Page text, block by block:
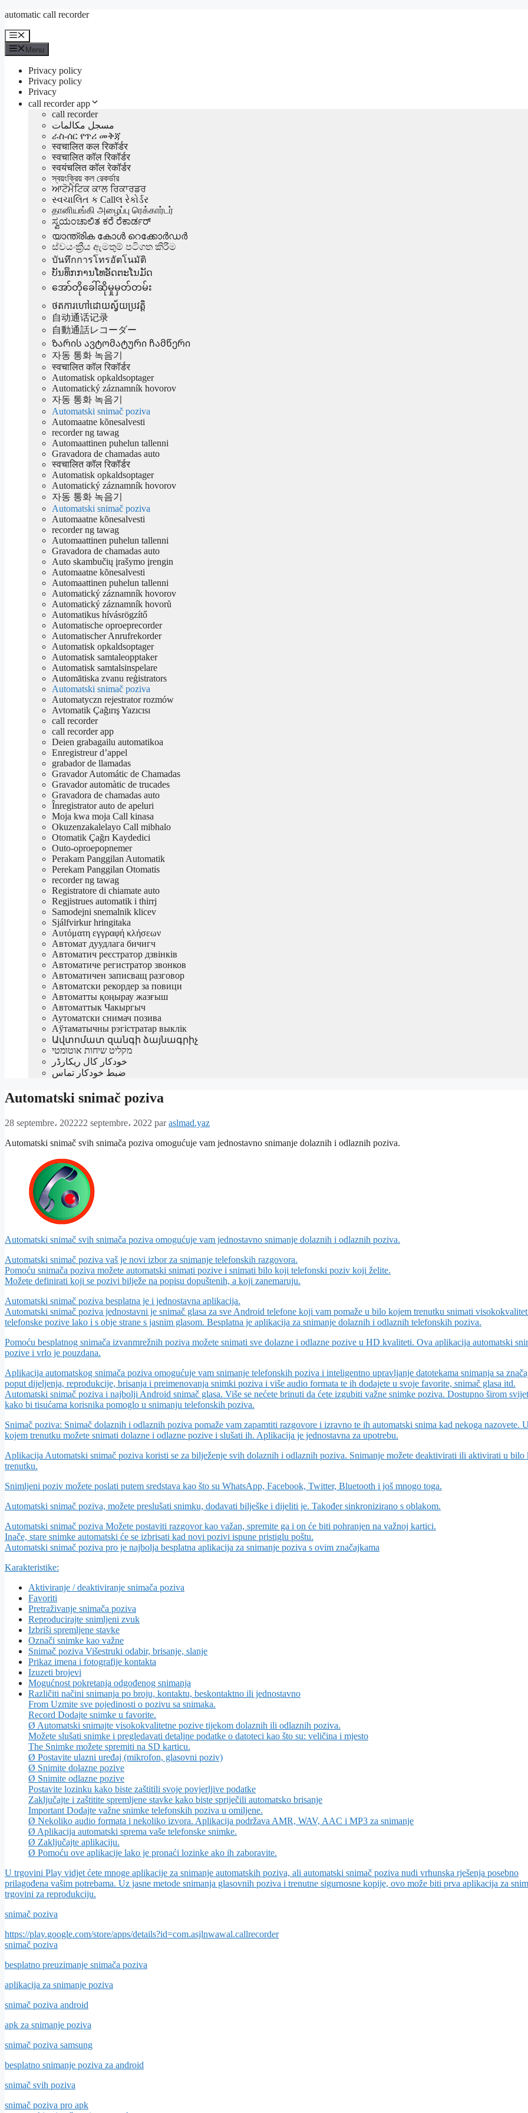
Aller
contenu
automatic call recorder
Menu
Menu
Privacy policy
Privacy policy
Privacy
call recorder app
call recorder
مسجل مكالمات
ራስ-ሰር የጥሪ መቅጃ
स्वचालित कल रिकॉर्डर
स्वचालित कॉल रिकॉर्डर
स्वयंचलित कॉल रेकॉर्डर
স্বয়ংক্রিয় কল রেকর্ডার
ਆਟੋਮੈਟਿਕ ਕਾਲ ਰਿਕਾਰਡਰ
સ્વચાલિત ક Callલ રેકોર્ડર
தானியங்கி அழைப்பு ரெக்கார்டர்
ಸ್ವಯಂಚಾಲಿತ ಕರೆ ರೆಕಾರ್ಡರ್
യാന്ത്രിക കോൾ റെക്കോർഡർ
ස්වයංක්‍රීය ඇමතුම් පටිගත කිරීම
บันทึกการโทรอัตโนมัติ
ບັນທຶກການໂທອັດຕະໂນມັດ
အော်တိုခေါ်ဆိုမှုမှတ်တမ်း
ថតការហៅដោយស្វ័យប្រវត្តិ
自动通话记录
自動通話レコーダー
Ზარის ავტომატური ჩამწერი
자동 통화 녹음기
स्वचालित कॉल रिकॉर्डर
Automatisk opkaldsoptager
Automatický záznamník hovorov
자동 통화 녹음기
Automatski snimač poziva
Automaatne kõnesalvesti
recorder ng tawag
Automaattinen puhelun tallenni
Gravadora de chamadas auto
स्वचालित कॉल रिकॉर्डर
Automatisk opkaldsoptager
Automatický záznamník hovorov
자동 통화 녹음기
Automatski snimač poziva
Automaatne kõnesalvesti
recorder ng tawag
Automaattinen puhelun tallenni
Gravadora de chamadas auto
Auto skambučių įrašymo įrengin
Automaatne kõnesalvesti
Automaattinen puhelun tallenni
Automatický záznamník hovorov
Automatický záznamník hovorů
Automatikus hívásrögzítő
Automatische oproeprecorder
Automatischer Anrufrekorder
Automatisk opkaldsoptager
Automatisk samtaleopptaker
Automatisk samtalsinspelare
Automātiska zvanu reģistrators
Automatski snimač poziva
Automatyczn rejestrator rozmów
Avtomatik Çağırış Yazıcısı
call recorder
call recorder app
Deien grabagailu automatikoa
Enregistreur d’appel
grabador de llamadas
Gravador Automátic de Chamadas
Gravador automàtic de trucades
Gravadora de chamadas auto
Înregistrator auto de apeluri
Moja kwa moja Call kinasa
Okuzenzakalelayo Call mibhalo
Otomatik Çağrı Kaydedici
Outo-oproepopnemer
Perakam Panggilan Automatik
Perekam Panggilan Otomatis
recorder ng tawag
Registratore di chiamate auto
Regjistrues automatik i thirrj
Samodejni snemalnik klicev
Sjálfvirkur hringitaka
Αυτόματη εγγραφή κλήσεων
Автомат дуудлага бичигч
Автоматич реєстратор дзвінків
Автоматиче регистратор звонков
Автоматичен записващ разговор
Автоматски рекордер за повици
Автоматты қоңырау жазғыш
Автоматтык Чакыргыч
Аутоматски снимач позива
Аўтаматычны рэгістратар выклік
Ավտոմատ զանգի ձայնագրիչ
מקליט שיחות אוטומטי
خودکار کال ریکارڈر
ضبط خودکار تماس
Automatski snimač poziva
28 septembre، 202222 septembre، 2022 paraslmad.yaz
Automatski snimač svih snimača poziva omogućuje vam jednostavno snimanje dolaznih i odlaznih poziva.
Automatski snimač svih snimača poziva omogućuje vam jednostavno snimanje dolaznih i odlaznih poziva.
Automatski snimač poziva vaš je novi izbor za snimanje telefonskih razgovora.
Pomoću snimača poziva možete automatski snimati pozive i snimati bilo koji telefonski poziv koji želite.
Možete definirati koji se pozivi bilježe na popisu dopuštenih, a koji zanemaruju.
Automatski snimač poziva besplatna je i jednostavna aplikacija.
Automatski snimač poziva jednostavni je snimač glasa za sve Android telefone koji vam pomaže u bilo kojem trenutku snimati
telefonske pozive lako i s obje strane s jasnim glasom. Besplatna je aplikacija za snimanje dolaznih i odlaznih telefonskih poziva.
Pomoću besplatnog snimača izvanmrežnih poziva možete snimati sve dolazne i odlazne pozive u HD kvaliteti. Ova aplikacija automatski
pozive i vrlo je pouzdana.
Aplikacija automatskog snimača poziva omogućuje vam snimanje telefonskih poziva i inteligentno upravljanje datotekama snimanja sa
poput dijeljenja, reprodukcije, brisanja i preimenovanja snimki poziva i više audio formata te ih dodajete u svoje favorite, snimač glasa itd.
Automatski snimač poziva i najbolji Android snimač glasa. Više se nećete brinuti da ćete izgubiti važne snimke poziva. Dostupno širom
kako bi tisućama korisnika pomoglo u snimanju telefonskih poziva.
Snimač poziva: Snimač dolaznih i odlaznih poziva pomaže vam zapamtiti razgovore i izravno te ih automatski snima kad nekoga nazovete.
kojem trenutku možete snimati dolazne i odlazne pozive i slušati ih. Aplikacija je jednostavna za upotrebu.
Aplikacija Automatski snimač poziva koristi se za bilježenje svih dolaznih i odlaznih poziva. Snimanje možete deaktivirati ili aktivirati u bilo
trenutku.
Snimljeni poziv možete poslati putem sredstava kao što su WhatsApp, Facebook, Twitter, Bluetooth i još mnogo toga.
Automatski snimač poziva, možete preslušati snimku, dodavati bilješke i dijeliti je. Također sinkronizirano s oblakom.
Automatski snimač poziva Možete postaviti razgovor kao važan, spremite ga i on će biti pohranjen na važnoj kartici.
Inače, stare snimke automatski će se izbrisati kad novi pozivi ispune pristiglu poštu.
Automatski snimač poziva pro je najbolja besplatna aplikacija za snimanje poziva s ovim značajkama
Karakteristike:
Aktiviranje / deaktiviranje snimača poziva
Favoriti
Pretraživanje snimača poziva
Reproducirajte snimljeni zvuk
Izbriši spremljene stavke
Označi snimke kao važne
Snimač poziva Višestruki odabir, brisanje, slanje
Prikaz imena i fotografije kontakta
Izuzeti brojevi
Mogućnost pokretanja odgođenog snimanja
Različiti načini snimanja po broju, kontaktu, beskontaktno ili jednostavno
From Uzmite sve pojedinosti o pozivu sa snimaka.
Record Dodajte snimke u favorite.
Ø Automatski snimajte visokokvalitetne pozive tijekom dolaznih ili odlaznih poziva.
Možete slušati snimke i pregledavati detaljne podatke o datoteci kao što su: veličina i mjesto
The Snimke možete spremiti na SD karticu.
Ø Postavite ulazni uređaj (mikrofon, glasovni poziv)
Ø Snimite dolazne pozive
Ø Snimite odlazne pozive
Postavite lozinku kako biste zaštitili svoje povjerljive podatke
Zaključajte i zaštitite spremljene stavke kako biste spriječili automatsko brisanje
Important Dodajte važne snimke telefonskih poziva u omiljene.
Ø Nekoliko audio formata i nekoliko izvora. Aplikacija podržava AMR, WAV, AAC i MP3 za snimanje
Ø Aplikacija automatski sprema vaše telefonske snimke.
Ø Zaključajte aplikaciju.
Ø Pomoću ove aplikacije lako je pronaći lozinke ako ih zaboravite.
U trgovini Play vidjet ćete mnoge aplikacije za snimanje automatskih poziva, ali automatski snimač poziva nudi vrhunska rješenja posebno
prilagođena vašim potrebama. Uz jasne metode snimanja glasovnih poziva i trenutne sigurnosne kopije, ovo može biti prva aplikacija za
trgovini za reprodukciju.
snimač poziva
https://play.google.com/store/apps/details?id=com.asjlnwawal.callrecorder
snimač poziva
besplatno preuzimanje snimača poziva
aplikacija za snimanje poziva
snimač poziva android
apk za snimanje poziva
snimač poziva samsung
besplatno snimanje poziva za android
snimač svih poziva
snimač poziva pro apk